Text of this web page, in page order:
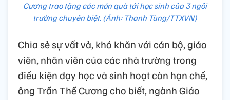
Cương trao tặng các món quà tới học sinh của 3 ngôi
trường chuyên biệt. (Ảnh: Thanh Tùng/TTXVN)
Chia sẻ sự vất vả, khó khăn với cán bộ, giáo
viên, nhân viên của các nhà trường trong
điều kiện dạy học và sinh hoạt còn hạn chế,
ông Trần Thế Cương cho biết, ngành Giáo